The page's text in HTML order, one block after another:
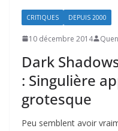
CRITIQUES DEPUIS 2000
10 décembre 2014
Dark
: Singulière
grotesque
Peu semblent avoir